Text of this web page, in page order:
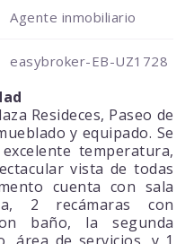
Agente inmobiliario
easybroker-EB-UZ1728
Resideces, Paseo de
y equipado. Se
temperatura,
vista de todas
cuenta con sala
2 recámaras con
baño, la segunda
área de servicios, y 1